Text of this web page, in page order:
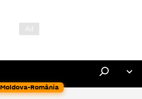
Moldova-România